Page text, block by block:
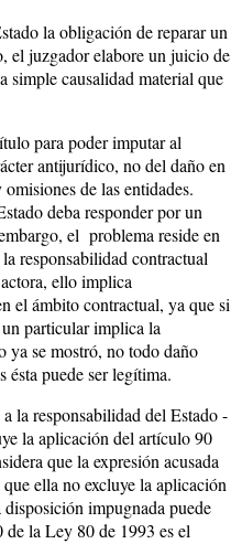
la obligación de reparar un
el juzgador elabore un juicio de
simple causalidad material que
para poder imputar al
antijurídico, no del daño en
de las entidades.
deba responder por un
el problema reside en
responsabilidad contractual
ello implica
el ámbito contractual, ya que si
particular implica la
ya se mostró, no todo daño
puede ser legítima.
la responsabilidad del Estado -
la aplicación del artículo 90
que la expresión acusada
ella no excluye la aplicación
impugnada puede
de la Ley 80 de 1993 es el